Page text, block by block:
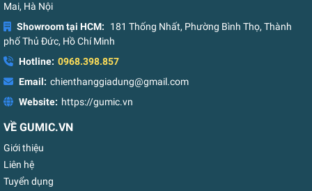
Mai, Hà Nội
Showroom tại HCM:
181 Thống Nhất, Phường Bình Thọ, Thành
phố Thủ Đức, Hồ Chí Minh
Hotline: 0968.398.857
Email: chienthanggiadung@gmail.com
Website: https://gumic.vn
VỀ GUMIC.VN
Giới thiệu
Liên hệ
Tuyển dụng